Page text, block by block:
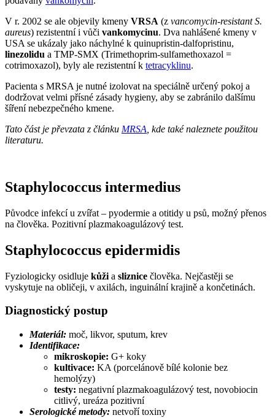
V r. 2002 se ale objevily kmeny VRSA (z vancomycin-resistant S.
aureus) rezistentní i vůči vankomycinu. Dva nahlášené kmeny v
USA se ukázaly jako náchylné k quinupristin-dalfopristinu,
linezolidu a TMP-SMX (Trimethoprim-sulfamethoxazol =
cotrimoxazol), byly ale rezistentní k tetracyklinu.
Pacienta s MRSA je nutné izolovat na speciálně určený pokoj a
dodržovat velmi přísné zásady hygieny, aby se zabránilo dalšímu
šíření nebezpečného kmene.
Tato část je převzata z článku MRSA , kde také naleznete použitou
literaturu.
Staphylococcus intermedius
Původce infekcí u zvířat – pyodermie a otitidy u psů, možný přenos
na člověka. Pozitivní plazmakoagulázový test.
Staphylococcus epidermidis
Fyziologicky osidluje kůži a sliznice člověka. Nejčastěji se
vyskytuje na obličeji, v axilách, inguinální krajině a končetinách.
Diagnostický postup
Materiál: moč, likvor, sputum, krev
Identifikace:
mikroskopie: G+ koky
kultivace: KA (porcelánově bílé kolonie bez
hemolýzy)
testy: negativní plazmakoagulázový test, novobiocin
citlivý, ureáza pozitivní
Serologické metody: netvoří toxiny